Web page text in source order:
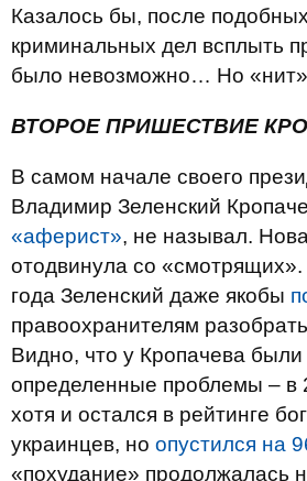
Казалось бы, после
криминальных дел всплыть
было невозможно… Но
ВТОРОЕ ПРИШЕСТВИЕ
В самом начале своего
Владимир Зеленский
«аферист», не называл.
отодвинула со
года Зеленский даже якобы
правоохранителям
Видно, что у Кропачева были
определенные проблемы – в
хотя и остался в рейтинге
украинцев, но опустился на
«похудание» продолжалась